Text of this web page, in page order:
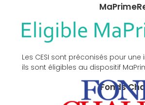
Les CESI sont préconisés pour
ils sont éligibles au dispositif
Fonds